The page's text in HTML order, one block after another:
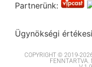
Partnerünk:
Ügynökségi
COPYRIGHT © 2019-
FENNTARTVA.